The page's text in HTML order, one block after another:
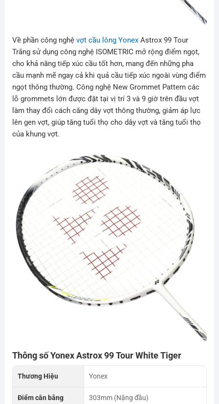
Về phần công nghệ vợt cầu lông YonexAstrox 99 Tour
Trắng sử dụng công nghệ ISOMETRIC mở rộng điểm ngọt,
cho khả năng tiếp xúc cầu tốt hơn, mang đến những pha
cầu mạnh mẽ ngay cả khi quả cầu tiếp xúc ngoài vùng điểm
ngọt thông thường. Công nghệ New Grommet Pattern các
lỗ grommets lớn được đặt tại vị trí 3 và 9 giờ trên đầu vợt
làm thay đổi cách căng dây vợt thông thường, giảm áp lực
lên gen vợt, giúp tăng tuổi thọ cho dây vợt và tăng tuổi thọ
của khung vợt.
Thông số Yonex Astrox 99 Tour White Tiger
Thương Hiệu Yonex
Điểm cân bằng 303mm (Nặng đầu)